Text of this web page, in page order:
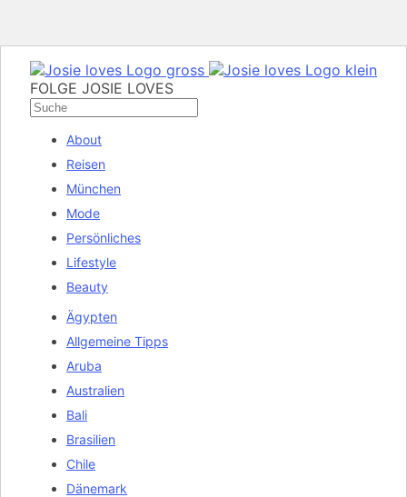
FOLGE JOSIE LOVES
About
Reisen
München
Mode
Persönliches
Lifestyle
Beauty
Ägypten
Allgemeine Tipps
Aruba
Australien
Bali
Brasilien
Chile
Dänemark